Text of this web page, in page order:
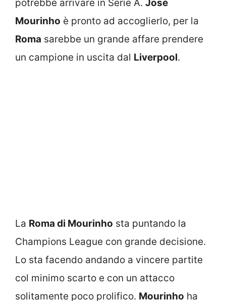
potrebbe arrivare in Serie A. Josè
Mourinho è pronto ad accoglierlo, per la
Roma sarebbe un grande affare prendere
un campione in uscita dal Liverpool.
La Roma di Mourinho sta puntando la
Champions League con grande decisione.
Lo sta facendo andando a vincere partite
col minimo scarto e con un attacco
solitamente poco prolifico. Mourinho ha